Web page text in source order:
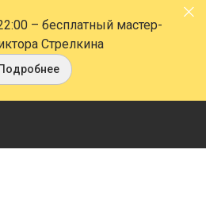
– бесплатный мастер-
Стрелкина
Подробнее